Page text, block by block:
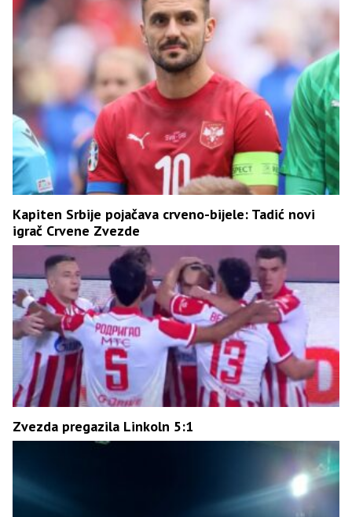
Kapiten Srbije pojačava crveno-bijele: Tadić novi
igrač Crvene Zvezde
Zvezda pregazila Linkoln 5:1